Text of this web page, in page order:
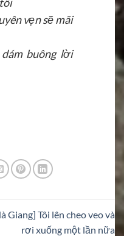
vẹn sẽ mãi
buông lời
Giang] Tôi lên cheo veo và
rơi xuống một lần nữa